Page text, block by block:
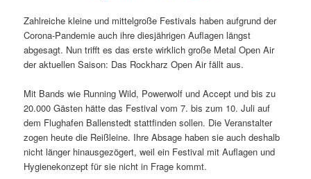
Zahlreiche kleine und mittelgroße Festivals haben aufgrund der
Corona-Pandemie auch ihre diesjährigen Auflagen längst
abgesagt. Nun trifft es das erste wirklich große Metal Open Air
der aktuellen Saison: Das Rockharz Open Air fällt aus.
Mit Bands wie Running Wild, Powerwolf und Accept und bis zu
20.000 Gästen hätte das Festival vom 7. bis zum 10. Juli auf
dem Flughafen Ballenstedt stattfinden sollen. Die Veranstalter
zogen heute die Reißleine. Ihre Absage haben sie auch deshalb
nicht länger hinausgezögert, weil ein Festival mit Auflagen und
Hygienekonzept für sie nicht in Frage kommt.